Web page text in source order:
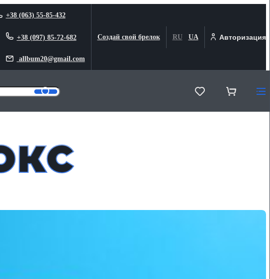
+38 (063) 55-85-432
+38 (097) 85-72-682
allbum20@gmail.com
Создай свой брелок RU UA Авторизация